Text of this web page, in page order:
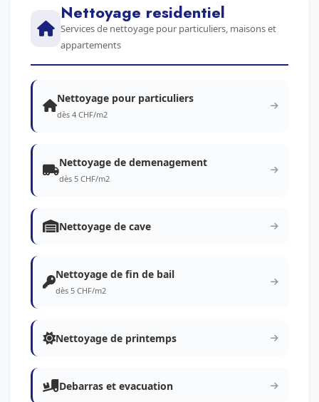
Nettoyage residentiel
Services de nettoyage pour particuliers, maisons et
appartements
Nettoyage pour particuliers
dès 4 CHF/m2
Nettoyage de demenagement
dès 5 CHF/m2
Nettoyage de cave
Nettoyage de fin de bail
dès 5 CHF/m2
Nettoyage de printemps
Debarras et evacuation